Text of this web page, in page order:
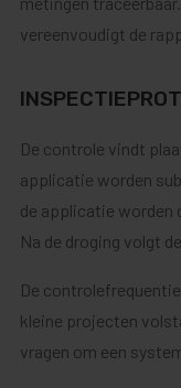
vereenvoudigt de
De controle vindt
applicatie worden
de applicatie worden
Na de droging volgt
De
kleine projecten
vragen om een